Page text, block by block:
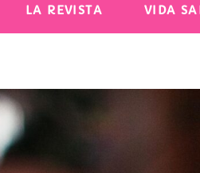
LA REVISTA VIDA